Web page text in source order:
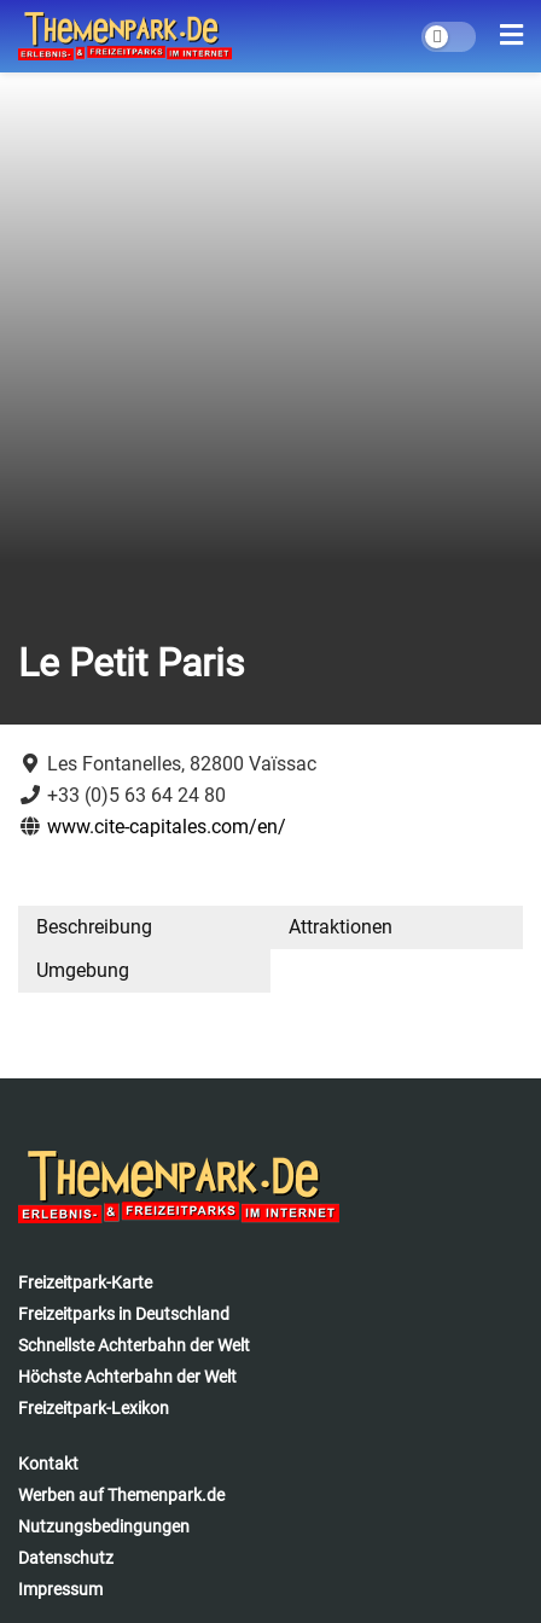
Le Petit Paris
Les Fontanelles, 82800 Vaïssac
+33 (0)5 63 64 24 80
www.cite-capitales.com/en/
Beschreibung
Attraktionen
Umgebung
Freizeitpark-Karte
Freizeitparks in Deutschland
Schnellste Achterbahn der Welt
Höchste Achterbahn der Welt
Freizeitpark-Lexikon
Kontakt
Werben auf Themenpark.de
Nutzungsbedingungen
Datenschutz
Impressum